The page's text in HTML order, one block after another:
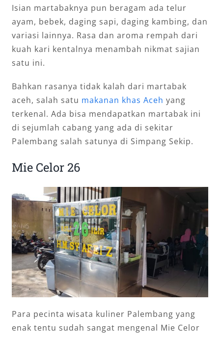
Isian martabaknya pun beragam ada telur
ayam, bebek, daging sapi, daging kambing, dan
variasi lainnya. Rasa dan aroma rempah dari
kuah kari kentalnya menambah nikmat sajian
satu ini.
Bahkan rasanya tidak kalah dari martabak
aceh, salah satu makanan khas Aceh yang
terkenal. Ada bisa mendapatkan martabak ini
di sejumlah cabang yang ada di sekitar
Palembang salah satunya di Simpang Sekip.
Mie Celor 26
Para pecinta wisata kuliner Palembang yang
enak tentu sudah sangat mengenal Mie Celor